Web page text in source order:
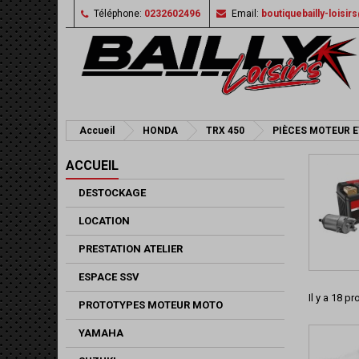
Téléphone: 0232602496 Email: boutiquebailly-
Accueil HONDA TRX 450 PIÈCES MOTEUR
ACCUEIL
DESTOCKAGE
LOCATION
PRESTATION ATELIER
ESPACE SSV
PROTOTYPES MOTEUR MOTO
YAMAHA
Il y a 18